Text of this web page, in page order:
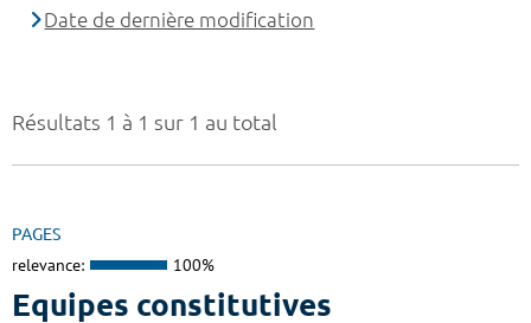
Résultats 1 à 1 sur 1 au total
PAGES
relevance: 100%
Equipes constitutives
Date de dernière modification